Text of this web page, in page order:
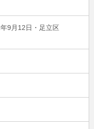
9月12日・足立区